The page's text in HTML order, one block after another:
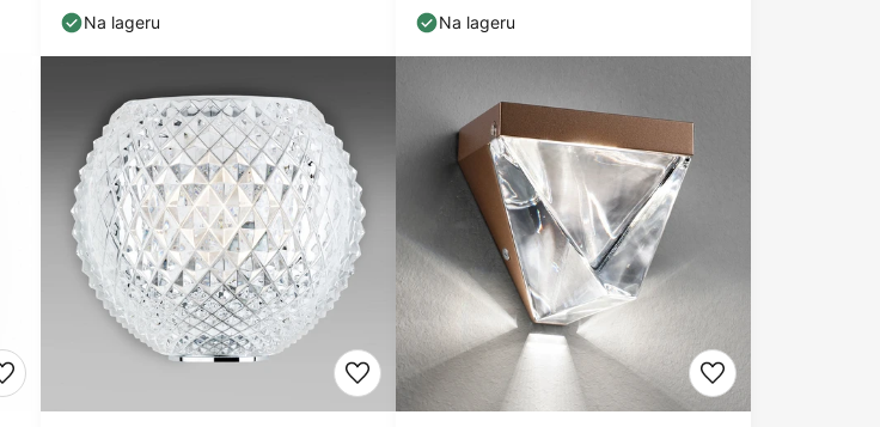
Na lageru Na lageru